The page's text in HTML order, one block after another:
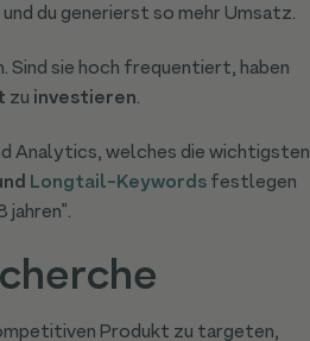
du generierst so mehr Umsatz.
Sind sie hoch frequentiert, haben
zu investieren.
Analytics, welches die wichtigsten
Longtail-Keywordsfestlegen
Produkt zu targeten,